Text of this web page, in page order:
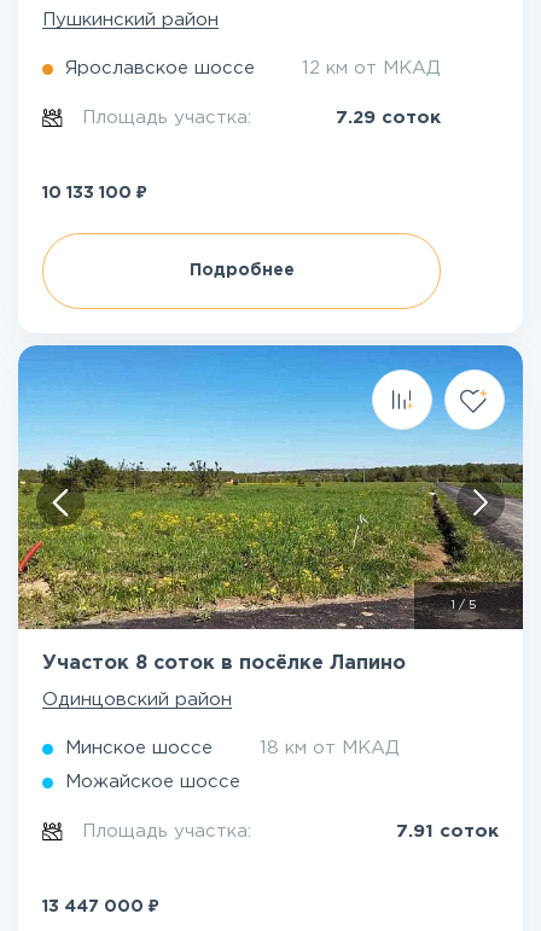
Пушкинский район
Ярославское шоссе 12 км от МКАД
Площадь участка: 7.29 соток
10 133 100 ₽
Подробнее
1 / 5
Участок 8 соток в посёлке Лапино
Одинцовский район
Минское шоссе 18 км от МКАД
Можайское шоссе
Площадь участка: 7.91 соток
13 447 000 ₽